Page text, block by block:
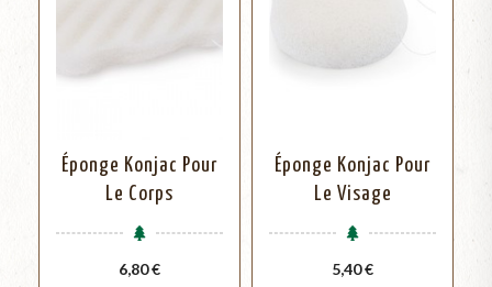
Éponge Konjac Pour
Le Corps
Prix
6,80 €
Éponge Konjac Pour
Le Visage
Prix
5,40 €